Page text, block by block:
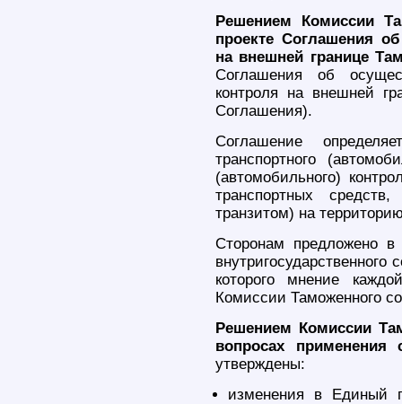
Решением Комиссии
проекте Соглашения
на внешней границе
Соглашения об
контроля на внешней
Cоглашения).
Соглашение
транспортного
(автомобильного)
транспортных
транзитом) на
Сторонам предложено в
внутригосударственного
которого мнение
Комиссии Таможенного
Решением Комиссии
вопросах
утверждены:
изменения в Единый